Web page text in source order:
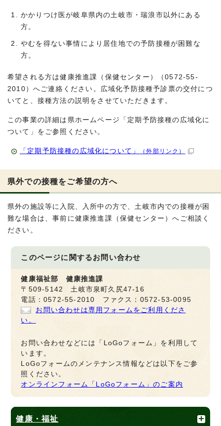
かかりつけ医が岐阜県内の土岐市・瑞浪市以外にある
方。
やむを得ない事情により居住地での予防接種が困難な
方。
希望される方は健康推進課（保健センター）（0572-55-
2010）へご連絡ください。広域化予防接種予診票の交付につ
いてと、接種方法の説明をさせていただきます。
この事業の詳細は県ホームページ「定期予防接種の広域化に
ついて」をご参照ください。
「定期予防接種の広域化について」 （外部リンク）
県外での接種をご希望の方へ
県外の施設等に入院、入所中の方で、土岐市内での接種が困
難な場合は、事前に健康推進課（保健センター）へご相談く
ださい。
このページに関するお問い合わせ
健康福祉部 健康推進課
〒509-5142 土岐市泉町久尻47-16
電話：0572-55-2010 ファクス：0572-53-0095
お問い合わせは専用フォームをご利用くださ
い。
お問い合わせなどには「LoGoフォーム」を利用して
います。
LoGoフォームのメンテナンス情報などは以下をご参
照ください。
オンラインフォーム「LoGoフォーム」のご案内
健康・福祉